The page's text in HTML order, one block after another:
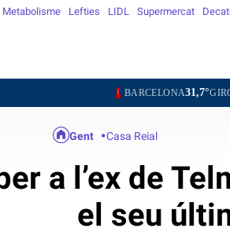
Metabolisme Lefties LIDL Supermercat
31,7°GIRONA36,3°
Gent Casa Reial
a l’ex de
el seu